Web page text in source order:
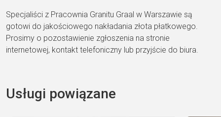
Specjaliści z Pracownia Granitu Graal w Warszawie są
gotowi do jakościowego nakładania złota płatkowego.
Prosimy o pozostawienie zgłoszenia na stronie
internetowej, kontakt telefoniczny lub przyjście do biura.
Usługi powiązane